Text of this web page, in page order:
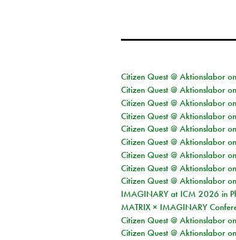
Citizen Quest @ Aktionslabor
Citizen Quest @ Aktionslabor
Citizen Quest @ Aktionslabor
Citizen Quest @ Aktionslabor
Citizen Quest @ Aktionslabor
Citizen Quest @ Aktionslabor
Citizen Quest @ Aktionslabor
Citizen Quest @ Aktionslabor
Citizen Quest @ Aktionslabor
IMAGINARY at ICM 2026 in
MATRIX × IMAGINARY
Citizen Quest @ Aktionslabor
Citizen Quest @ Aktionslabor